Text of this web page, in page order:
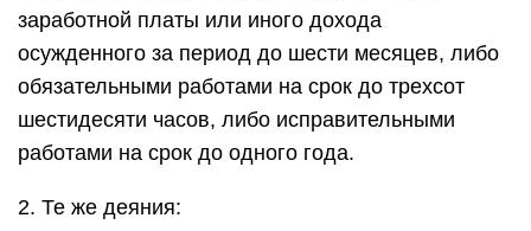
заработной платы или иного дохода
осужденного за период до шести месяцев, либо
обязательными работами на срок до трехсот
шестидесяти часов, либо исправительными
работами на срок до одного года.
2. Те же деяния: